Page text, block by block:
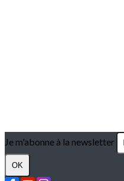
Je m'abonne à la newsletter
OK